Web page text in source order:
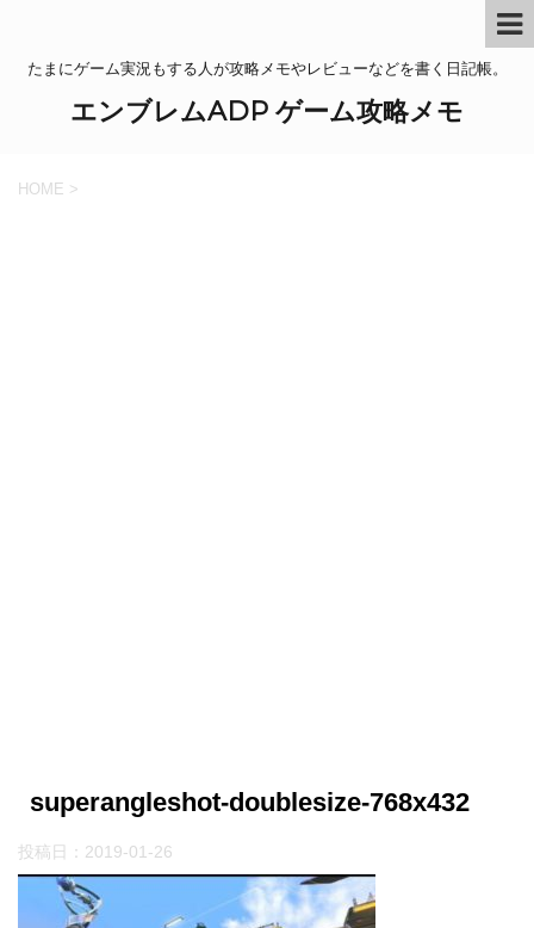
たまにゲーム実況もする人が攻略メモやレビューなどを書く日記帳。
エンブレムADP ゲーム攻略メモ
HOME >
superangleshot-doublesize-768x432
投稿日： 2019-01-26